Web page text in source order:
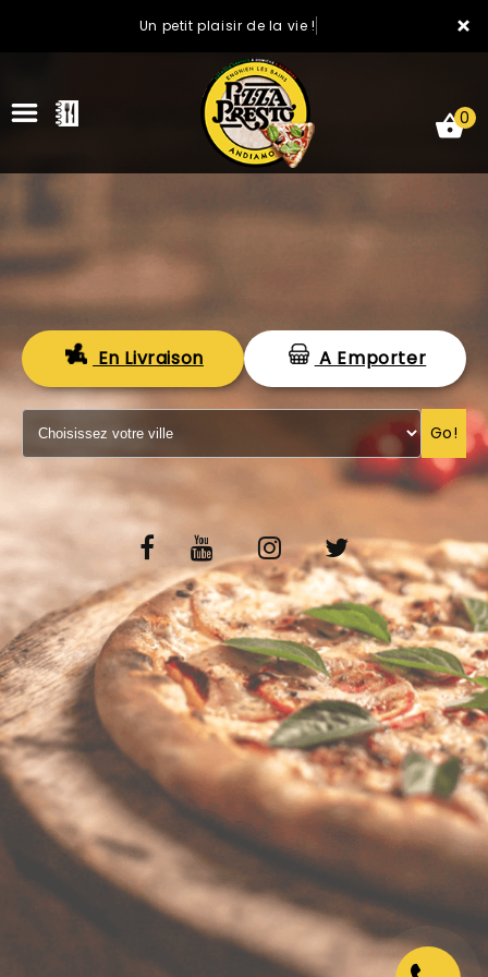
×
Un petit plaisir de la vie !
ACCUEIL
LA CARTE
VOTRE COMPTE
NOTRE RESTAURANT
VOS AVIS
MENTIONS LÉGALES
C.G.V
0
En Livraison A Emporter
Go!